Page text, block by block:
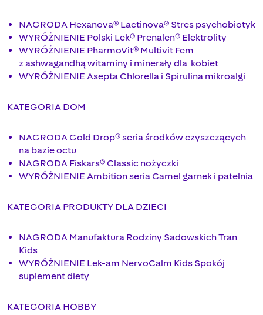
NAGRODA Hexanova® Lactinova® Stres psychobiotyk
WYRÓŻNIENIE Polski Lek® Prenalen® Elektrolity
WYRÓŻNIENIE PharmoVit® Multivit Fem
z ashwagandhą witaminy i minerały dla kobiet
WYRÓŻNIENIE Asepta Chlorella i Spirulina mikroalgi
KATEGORIA DOM
NAGRODA Gold Drop® seria środków czyszczących
na bazie octu
NAGRODA Fiskars® Classic nożyczki
WYRÓŻNIENIE Ambition seria Camel garnek i patelnia
KATEGORIA PRODUKTY DLA DZIECI
NAGRODA Manufaktura Rodziny Sadowskich Tran
Kids
WYRÓŻNIENIE Lek-am NervoCalm Kids Spokój
suplement diety
KATEGORIA HOBBY